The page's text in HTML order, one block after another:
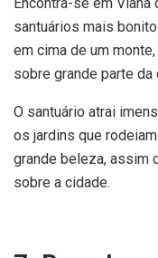
santuários mais
em cima de um
sobre grande parte
O santuário atrai
os jardins que
grande beleza, assim
sobre a cidade.